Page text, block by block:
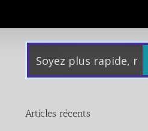
Articles récents